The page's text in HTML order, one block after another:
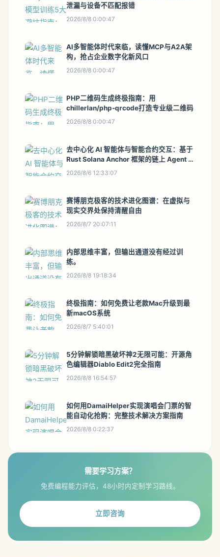
泄漏与设备不匹配报错
2026/8/8 0:00:47
AI多智能体时代来临，读懂MCP与A2A架
构，抢占企业数字化新风口
2026/8/8 0:00:47
PHP二维码生成终极指南：用
chillerlan/php-qrcode打造专业级二维码
2026/8/8 0:00:47
去中心化 AI 智能体与智能合约交互：基于
Rust Solana Anchor 框架的链上 Agent 实
战
2026/8/6 12:33:07
赛博朋克极客的技术进化图谱：在虚拟与
现实交界处保持清醒自由
2026/8/7 20:07:11
内部思维丰富，但输出通道没有经过训
练。
2026/8/8 19:18:34
终极指南：如何免费让老款Mac升级到最
新macOS系统
2026/8/7 5:40:01
5分钟解锁暗黑破坏神2无限可能：开源角
色编辑器Diablo Edit2完全指南
2026/8/8 16:54:57
如何用DamaiHelper实现演唱会门票的智
能自动化抢购：完整技术解决方案指南
2026/8/8 0:22:37
需要学习方案？
免费编程能力评估，48小时内定制学习路线。
立即咨询